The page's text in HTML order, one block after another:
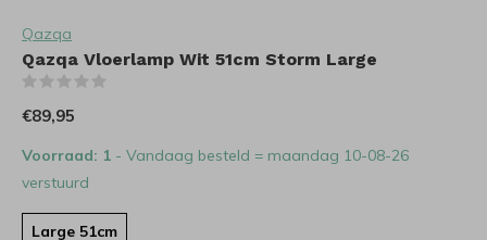
Qazqa
Qazqa Vloerlamp Wit 51cm Storm Large
€89,95
Voorraad: 1 - Vandaag besteld = maandag 10-08-26
verstuurd
Large 51cm